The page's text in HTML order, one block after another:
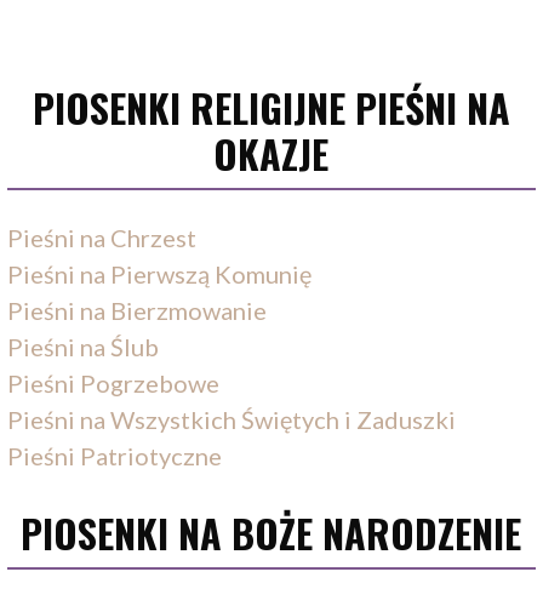
PIOSENKI RELIGIJNE PIEŚNI NA
OKAZJE
Pieśni na Chrzest
Pieśni na Pierwszą Komunię
Pieśni na Bierzmowanie
Pieśni na Ślub
Pieśni Pogrzebowe
Pieśni na Wszystkich Świętych i Zaduszki
Pieśni Patriotyczne
PIOSENKI NA BOŻE NARODZENIE